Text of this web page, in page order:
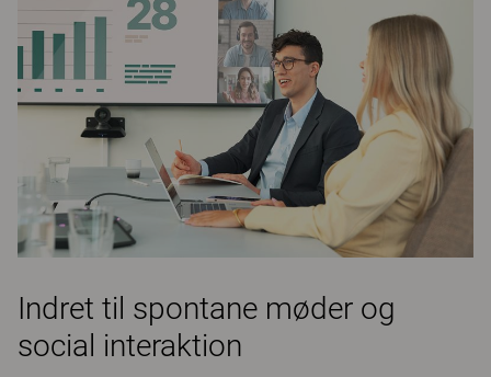
Indret til spontane møder og
social interaktion